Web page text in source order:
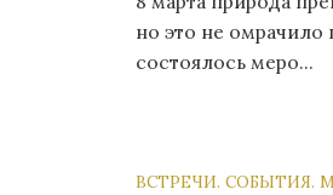
но это не
состоялось меро...
ВСТРЕЧИ. СОБЫТИЯ.